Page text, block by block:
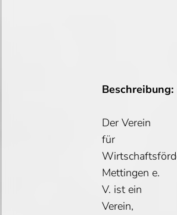
Beschreibung:
Der Verein
für
Mettingen e.
V. ist ein
Verein,